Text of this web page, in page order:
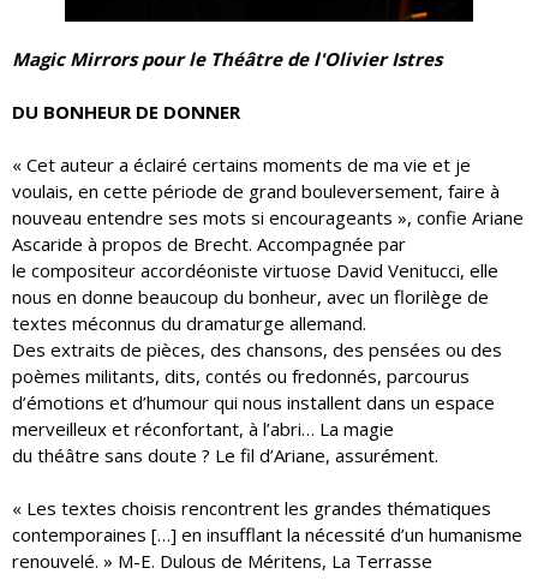
Magic Mirrors pour le Théâtre de l'Olivier Istres
DU BONHEUR DE DONNER
« Cet auteur a éclairé certains moments de ma vie et je
voulais, en cette période de grand bouleversement, faire à
nouveau entendre ses mots si encourageants », confie Ariane
Ascaride à propos de Brecht. Accompagnée par
le compositeur accordéoniste virtuose David Venitucci, elle
nous en donne beaucoup du bonheur, avec un florilège de
textes méconnus du dramaturge allemand.
Des extraits de pièces, des chansons, des pensées ou des
poèmes militants, dits, contés ou fredonnés, parcourus
d’émotions et d’humour qui nous installent dans un espace
merveilleux et réconfortant, à l’abri… La magie
du théâtre sans doute ? Le fil d’Ariane, assurément.
« Les textes choisis rencontrent les grandes thématiques
contemporaines […] en insufflant la nécessité d’un humanisme
renouvelé. » M-E. Dulous de Méritens, La Terrasse